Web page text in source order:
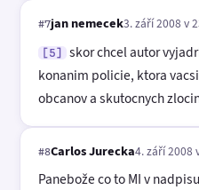
#7jan nemecek3. září 2008 v
[5]
skor chcel autor
konanim policie, ktora
obcanov a skutocnych
#8Carlos Jurecka4. září 2008
Panebože co to MI v